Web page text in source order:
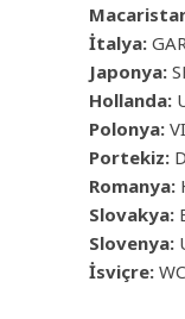
İtalya:
Japonya:
Hollanda:
Polonya:
Portekiz:
Romanya:
Slovakya:
Slovenya:
İsviçre: